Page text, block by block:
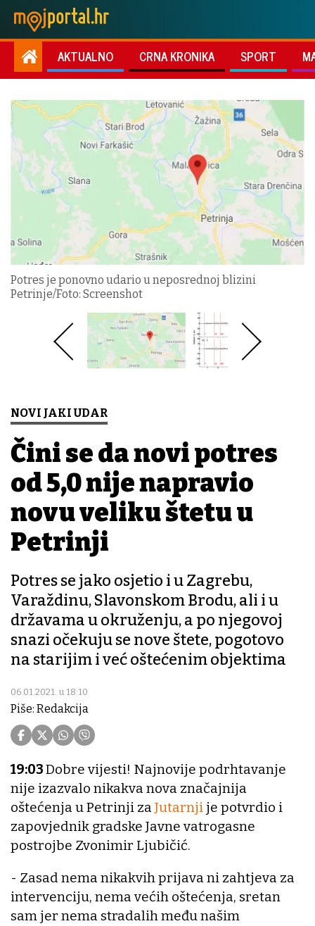
AKTUALNO CRNA KRONIKA SPORT
Potres je ponovno udario u neposrednoj blizini
Petrinje/Foto: Screenshot
NOVI JAKI UDAR
Čini se da novi potres
od 5,0 nije napravio
novu veliku štetu u
Petrinji
Potres se jako osjetio i u Zagrebu,
Varaždinu, Slavonskom Brodu, ali i u
državama u okruženju, a po njegovoj
snazi očekuju se nove štete, pogotovo
na starijim i već oštećenim objektima
06.01.2021. u 18:10
Piše: Redakcija
19:03Dobre vijesti! Najnovije podrhtavanje
nije izazvalo nikakva nova značajnija
oštećenja u Petrinji za Jutarnji je potvrdio i
zapovjednik gradske Javne vatrogasne
postrojbe Zvonimir Ljubičić.
- Zasad nema nikakvih prijava ni zahtjeva za
intervenciju, nema većih oštećenja, sretan
sam jer nema stradalih među našim